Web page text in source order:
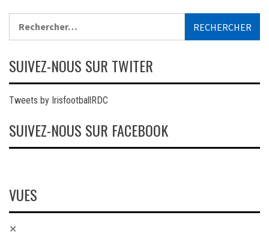
SUIVEZ-NOUS SUR TWITER
Tweets by IrisfootballRDC
SUIVEZ-NOUS SUR FACEBOOK
VUES
✕